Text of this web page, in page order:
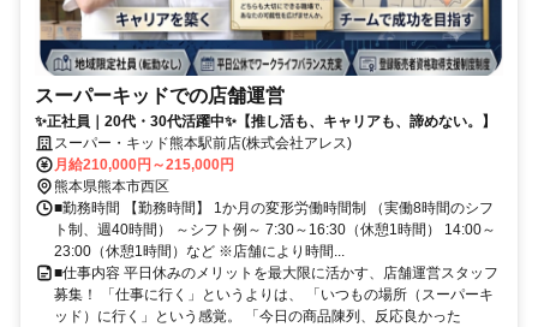
スーパーキッドでの店舗運営
✨正社員｜20代・30代活躍中✨【推し活も、キャリアも、諦めない。】
スーパー・キッド熊本駅前店(株式会社アレス)
月給210,000円～215,000円
熊本県熊本市西区
■勤務時間 【勤務時間】 1か月の変形労働時間制 （実働8時間のシフ
ト制、週40時間） ～シフト例～ 7:30～16:30（休憩1時間） 14:00～
23:00（休憩1時間）など ※店舗により時間...
■仕事内容 平日休みのメリットを最大限に活かす、店舗運営スタッフ
募集！ 「仕事に行く」というよりは、 「いつもの場所（スーパーキ
ッド）に行く」という感覚。 「今日の商品陳列、反応良かった